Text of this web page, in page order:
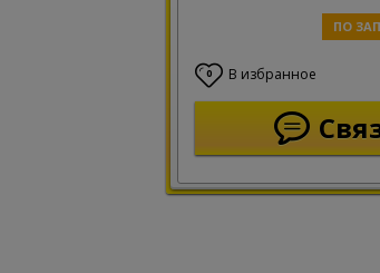
ПО
0 В избранное